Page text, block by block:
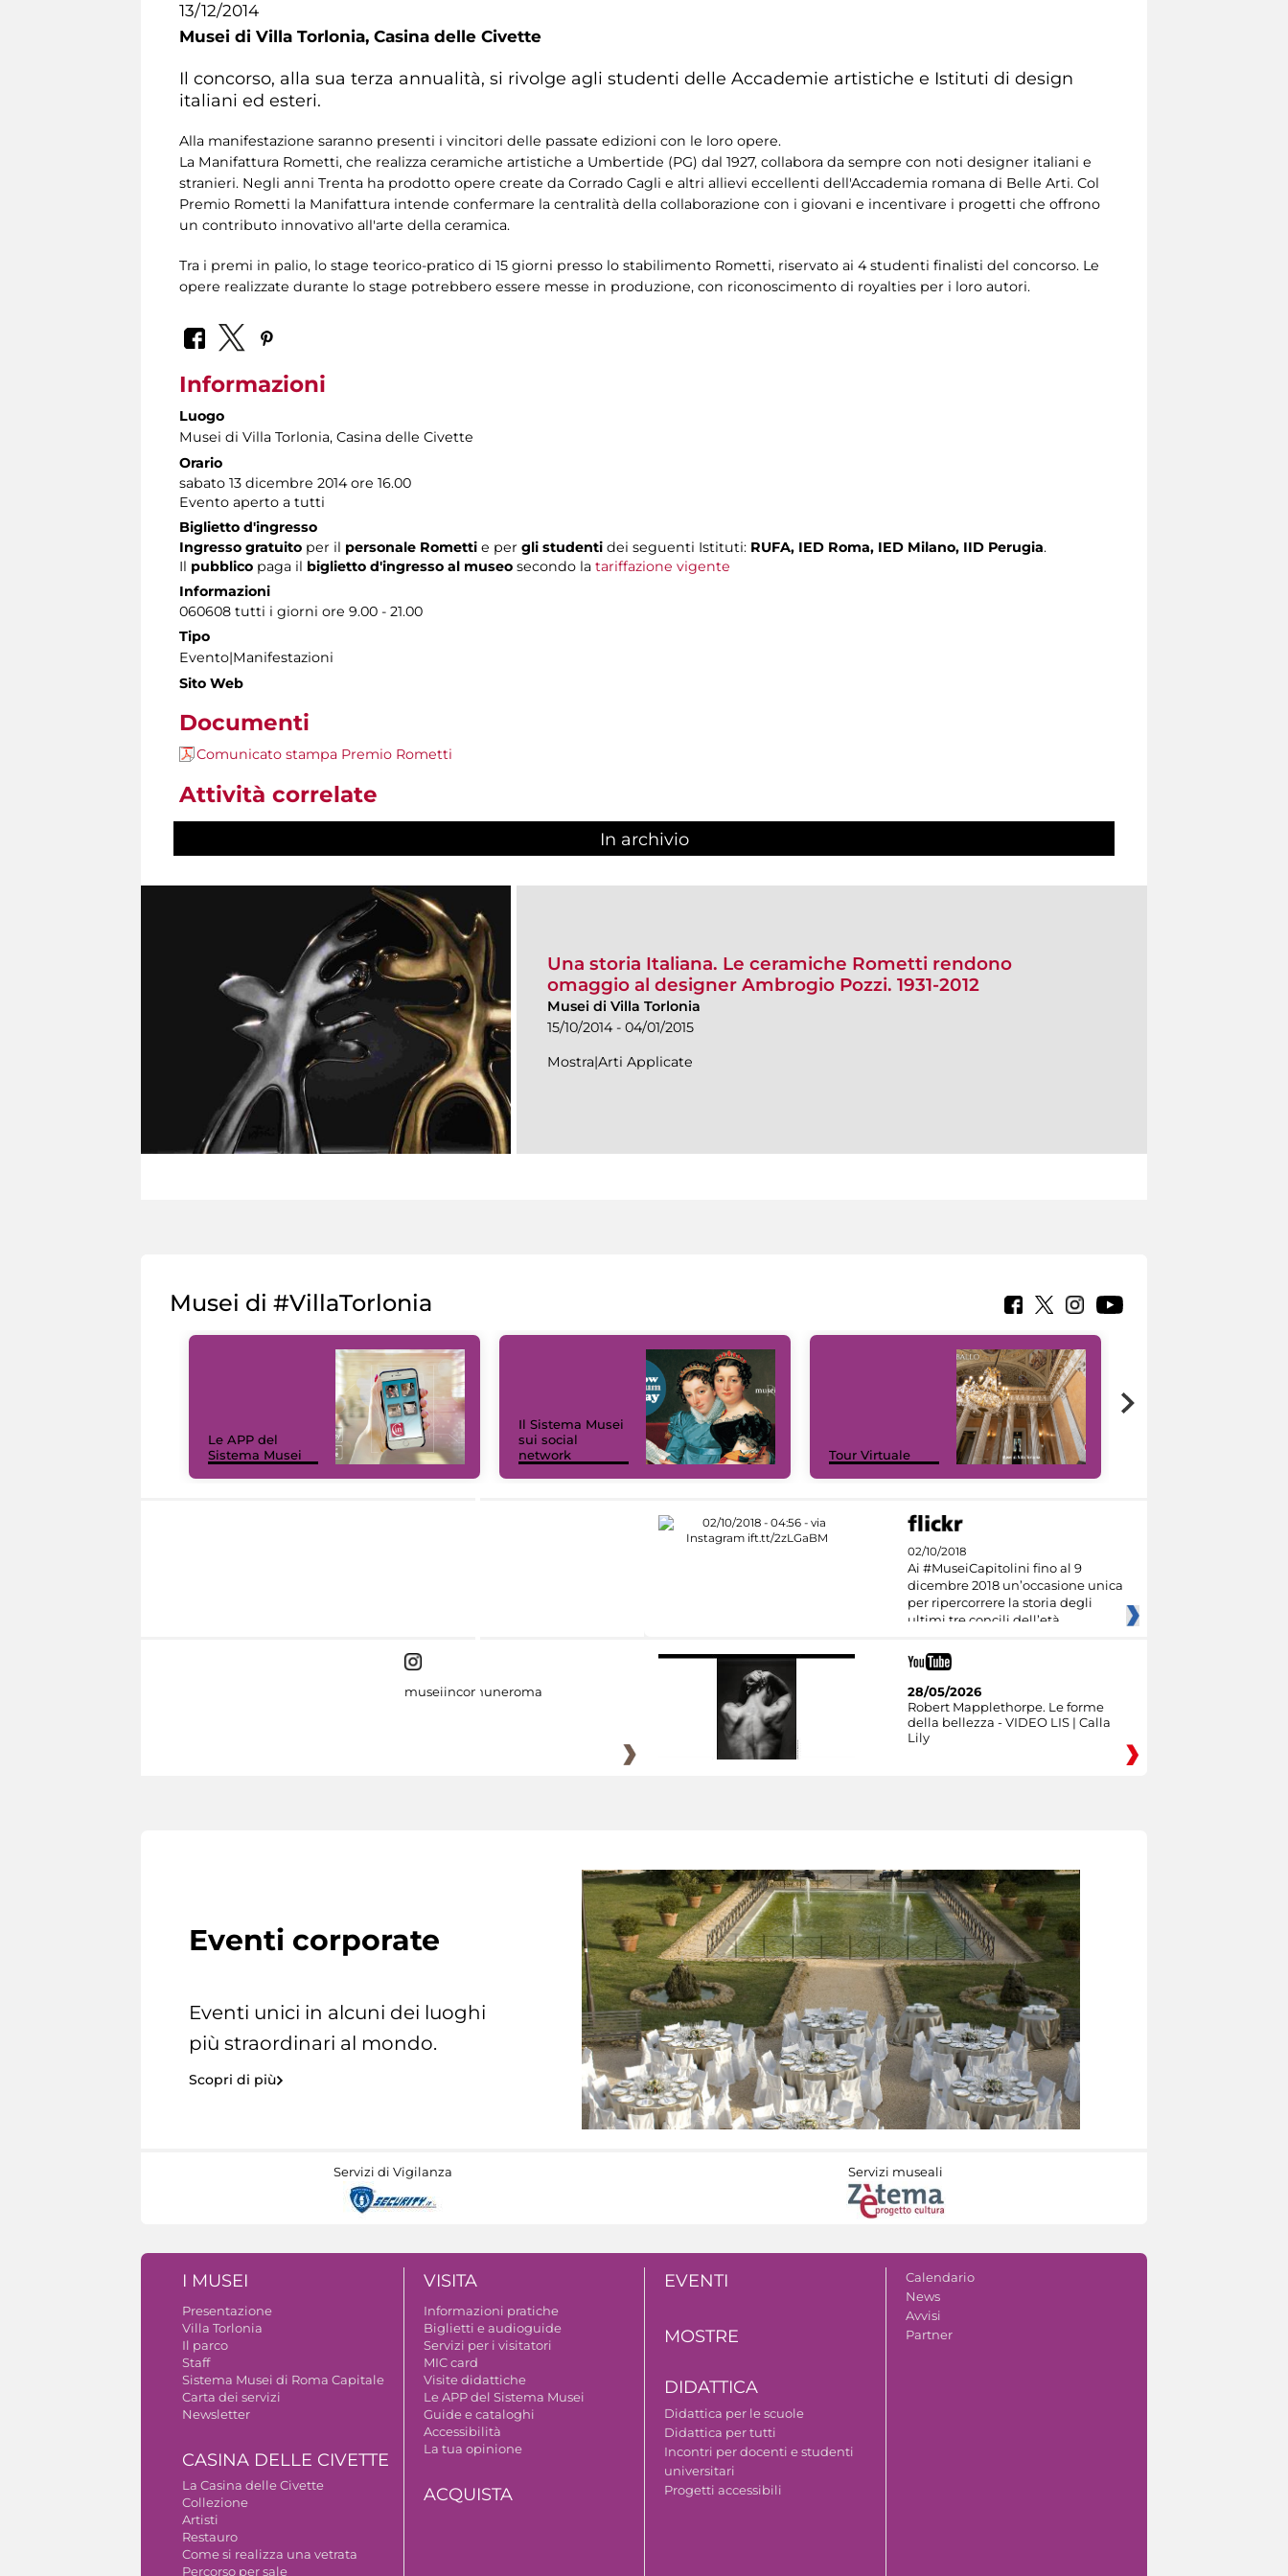
13/12/2014
Musei di Villa Torlonia, Casina delle Civette
Il concorso, alla sua terza annualità, si rivolge agli studenti delle Accademie artistiche e Istituti di design
italiani ed esteri.
Alla manifestazione saranno presenti i vincitori delle passate edizioni con le loro opere.
La Manifattura Rometti, che realizza ceramiche artistiche a Umbertide (PG) dal 1927, collabora da sempre con noti designer italiani e
stranieri. Negli anni Trenta ha prodotto opere create da Corrado Cagli e altri allievi eccellenti dell'Accademia romana di Belle Arti. Col
Premio Rometti la Manifattura intende confermare la centralità della collaborazione con i giovani e incentivare i progetti che offrono
un contributo innovativo all'arte della ceramica.
Tra i premi in palio, lo stage teorico-pratico di 15 giorni presso lo stabilimento Rometti, riservato ai 4 studenti finalisti del concorso. Le
opere realizzate durante lo stage potrebbero essere messe in produzione, con riconoscimento di royalties per i loro autori.
Informazioni
Luogo
Musei di Villa Torlonia, Casina delle Civette
Orario
sabato 13 dicembre 2014 ore 16.00
Evento aperto a tutti
Biglietto d'ingresso
Ingresso gratuito per il personale Rometti e per gli studenti dei seguenti Istituti: RUFA, IED Roma, IED Milano, IID Perugia.
Il pubblico paga il biglietto d'ingresso al museo secondo la tariffazione vigente
Informazioni
060608 tutti i giorni ore 9.00 - 21.00
Tipo
Evento|Manifestazioni
Sito Web
Documenti
Comunicato stampa Premio Rometti
Attività correlate
In archivio
Una storia Italiana. Le ceramiche Rometti rendono
omaggio al designer Ambrogio Pozzi. 1931-2012
Musei di Villa Torlonia
15/10/2014 - 04/01/2015
Mostra|Arti Applicate
Musei di #VillaTorlonia
Le APP del
Sistema Musei
Il Sistema Musei
sui social
network
Tour Virtuale
02/10/2018
Ai #MuseiCapitolini fino al 9
dicembre 2018 un’occasione unica
per ripercorrere la storia degli
ultimi tre concili dell’età
museiincomuneroma
28/05/2026
Robert Mapplethorpe. Le forme
della bellezza - VIDEO LIS | Calla
Lily
Eventi corporate
Eventi unici in alcuni dei luoghi
più straordinari al mondo.
Scopri di più
Servizi di Vigilanza Servizi museali
I MUSEI
Presentazione
Villa Torlonia
Il parco
Staff
Sistema Musei di Roma Capitale
Carta dei servizi
Newsletter
CASINA DELLE CIVETTE
La Casina delle Civette
Collezione
Artisti
Restauro
Come si realizza una vetrata
Percorso per sale
VISITA
Informazioni pratiche
Biglietti e audioguide
Servizi per i visitatori
MIC card
Visite didattiche
Le APP del Sistema Musei
Guide e cataloghi
Accessibilità
La tua opinione
ACQUISTA
EVENTI
MOSTRE
DIDATTICA
Didattica per le scuole
Didattica per tutti
Incontri per docenti e studenti
universitari
Progetti accessibili
Calendario
News
Avvisi
Partner